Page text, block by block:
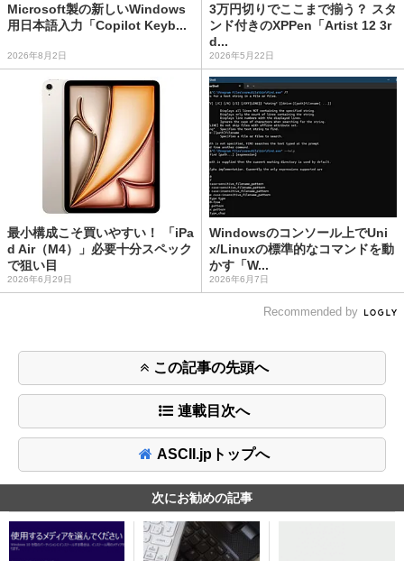
Microsoft製の新しいWindows
用日本語入力「Copilot Keyb...
2026年8月2日
3万円切りでここまで揃う？ スタ
ンド付きのXPPen「Artist 12 3r
d...
2026年5月22日
最小構成こそ買いやすい！ 「iPa
d Air（M4）」必要十分スペック
で狙い目
2026年6月29日
Windowsのコンソール上でUni
x/Linuxの標準的なコマンドを動
かす「W...
2026年6月7日
Recommended by
この記事の先頭へ
連載目次へ
ASCII.jpトップへ
次にお勧めの記事